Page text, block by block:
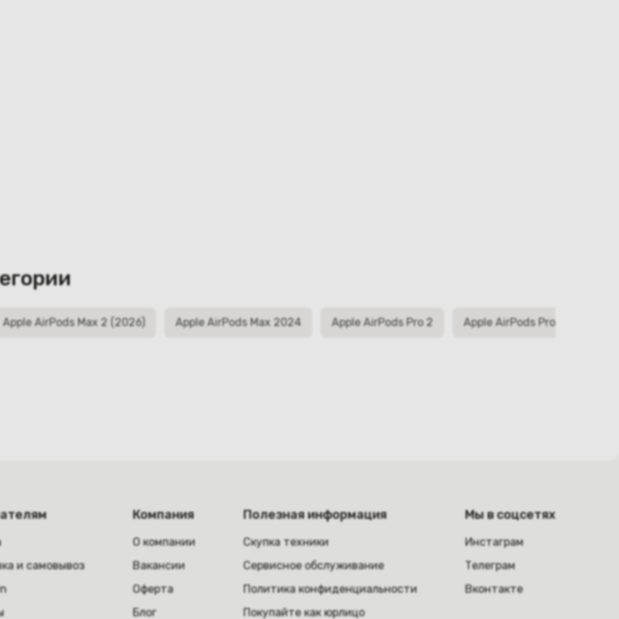
Apple AirPods Max 2 (2026) Apple AirPods Max 2024 Apple AirPods Pro 2 Apple AirPods Pro 3
и самовывоз
Компания
О компании
Вакансии
Оферта
Блог
Полезная информация
Скупка техники
Сервисное обслуживание
Политика конфиденциальности
Покупайте как юрлицо
Мы в соцсетях
Инстаграм
Телеграм
Вконтакте